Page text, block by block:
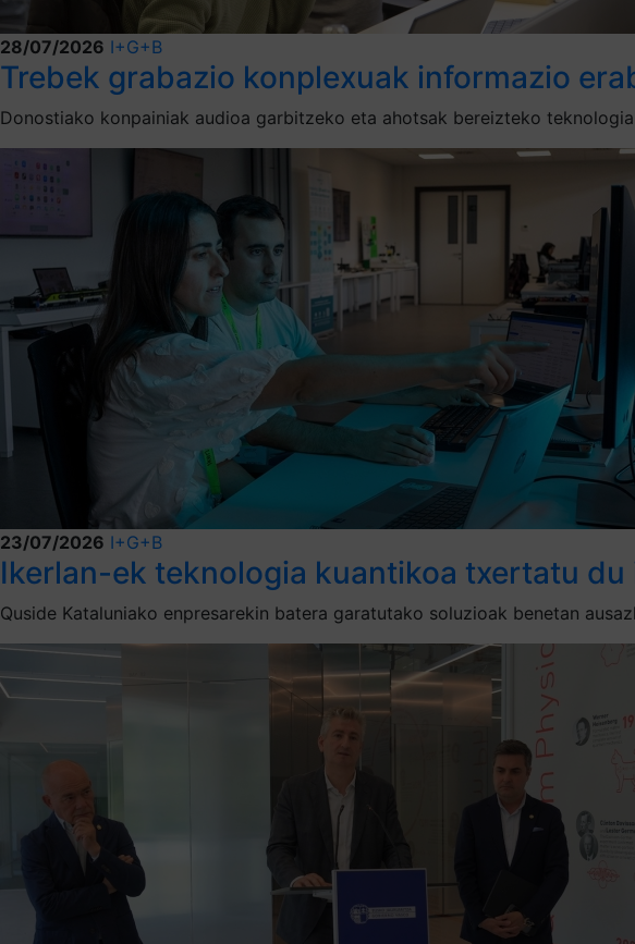
28/07/2026 I+G+B
Trebek grabazio konplexuak informazio
Donostiako konpainiak audioa garbitzeko eta ahotsak bereizteko
23/07/2026 I+G+B
Ikerlan-ek teknologia kuantikoa txertatu
Quside Kataluniako enpresarekin batera garatutako soluzioak benetan